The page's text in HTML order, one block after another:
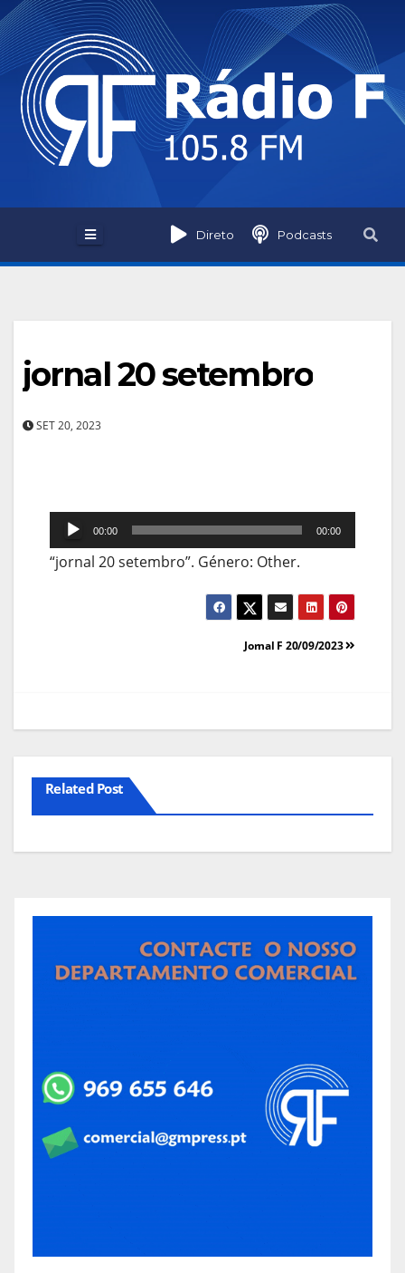
Skip
to
content
Direto Podcasts
jornal 20 setembro
SET 20, 2023
Reprodutor
de
00:00 00:00
“jornal 20 setembro”. Género: Other.
Jornal F 20/09/2023
Related Post